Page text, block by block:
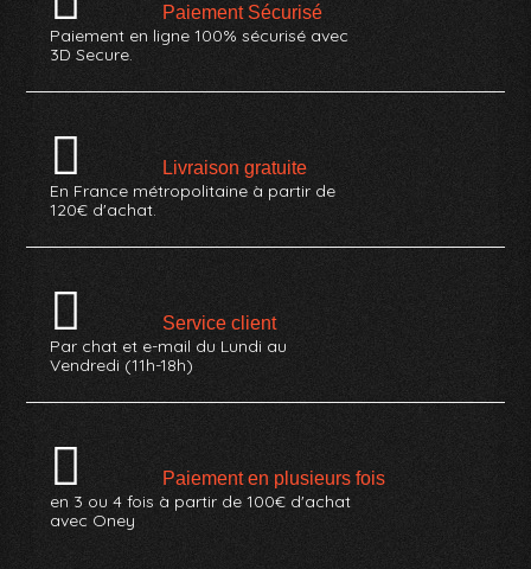
Paiement Sécurisé
Paiement en ligne 100% sécurisé avec
3D Secure.
Livraison gratuite
En France métropolitaine à partir de
120€ d'achat.
Service client
Par chat et e-mail du Lundi au
Vendredi (11h-18h)
Paiement en plusieurs fois
en 3 ou 4 fois à partir de 100€ d'achat
avec Oney